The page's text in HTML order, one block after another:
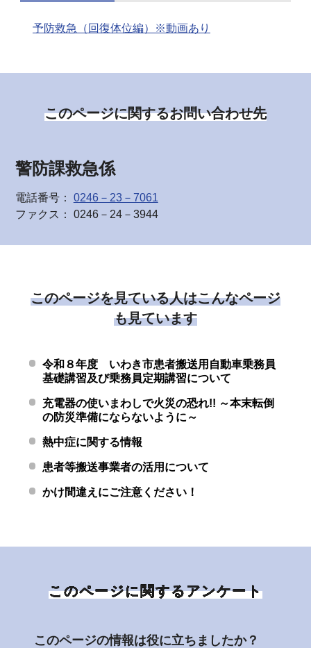
予防救急（回復体位編）※動画あり
このページに関するお問い合わせ先
警防課救急係
電話番号： 0246－23－7061
ファクス： 0246－24－3944
このページを見ている人はこんなページ
も見ています
令和８年度 いわき市患者搬送用自動車乗務員
基礎講習及び乗務員定期講習について
充電器の使いまわしで火災の恐れ!! ～本末転倒
の防災準備にならないように～
熱中症に関する情報
患者等搬送事業者の活用について
かけ間違えにご注意ください！
このページに関するアンケート
このページの情報は役に立ちましたか？